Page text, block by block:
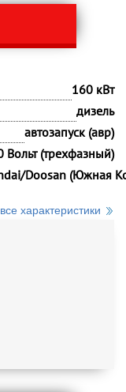
160 кВт
дизель
автозапуск (авр)
Вольт (трехфазный)
Doosan (Южная
характеристики